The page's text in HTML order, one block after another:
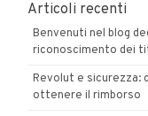
Articoli recenti
Benvenuti nel blog
riconoscimento dei
Revolut e sicurezza:
ottenere il rimborso